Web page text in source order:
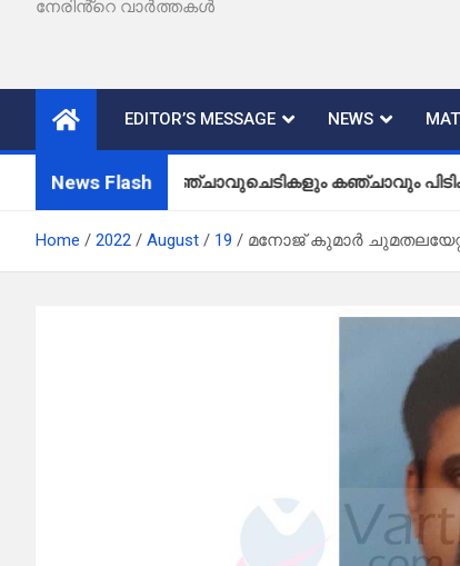
നേരിൻ്റെ വാർത്തകൾ
EDITOR’S MESSAGE NEWS
News Flash
കഞ്ചാവുചെടികളും കഞ്ചാവും പിടികൂടി
Home 2022 August 19 മനോജ് കുമാർ